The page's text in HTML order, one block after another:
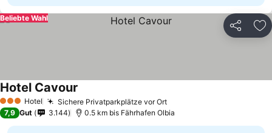
Teilen
Beliebte Wahl
3 SterneHotel Sichere Privatparkplätze vor Ort
Hotel Cavour
7,9 Gut 3.144 0.5 km bis Fährhafen Olbia